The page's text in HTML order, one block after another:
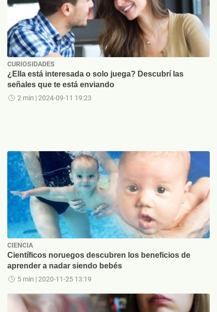
CURIOSIDADES
¿Ella está interesada o solo juega? Descubrí las
señales que te está enviando
2 min | 2024-09-11 19:23
CIENCIA
Científicos noruegos descubren los beneficios de
aprender a nadar siendo bebés
5 min | 2020-11-25 13:19